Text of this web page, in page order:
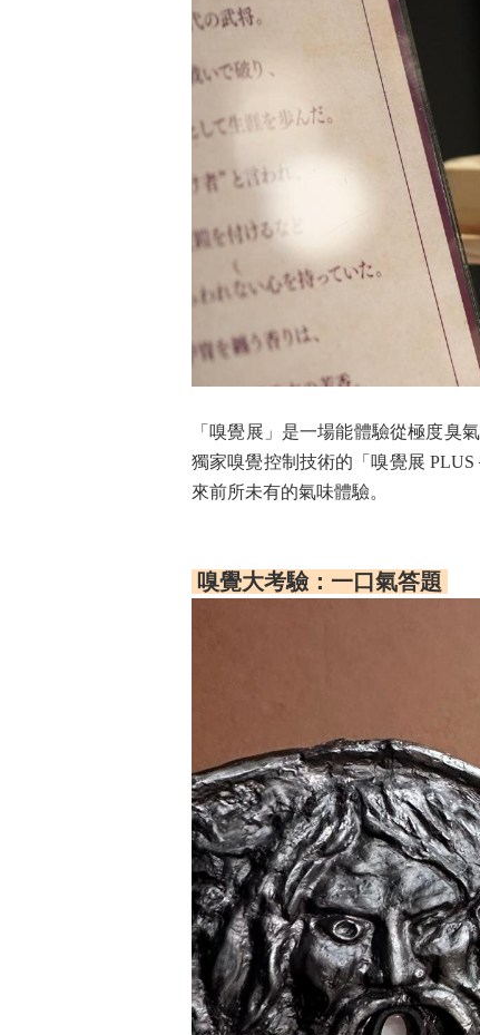
「嗅覺展」是一場能體驗從極度臭
獨家嗅覺控制技術的「嗅覺展 PLUS
來前所未有的氣味體驗。
嗅覺大考驗：一口氣答題